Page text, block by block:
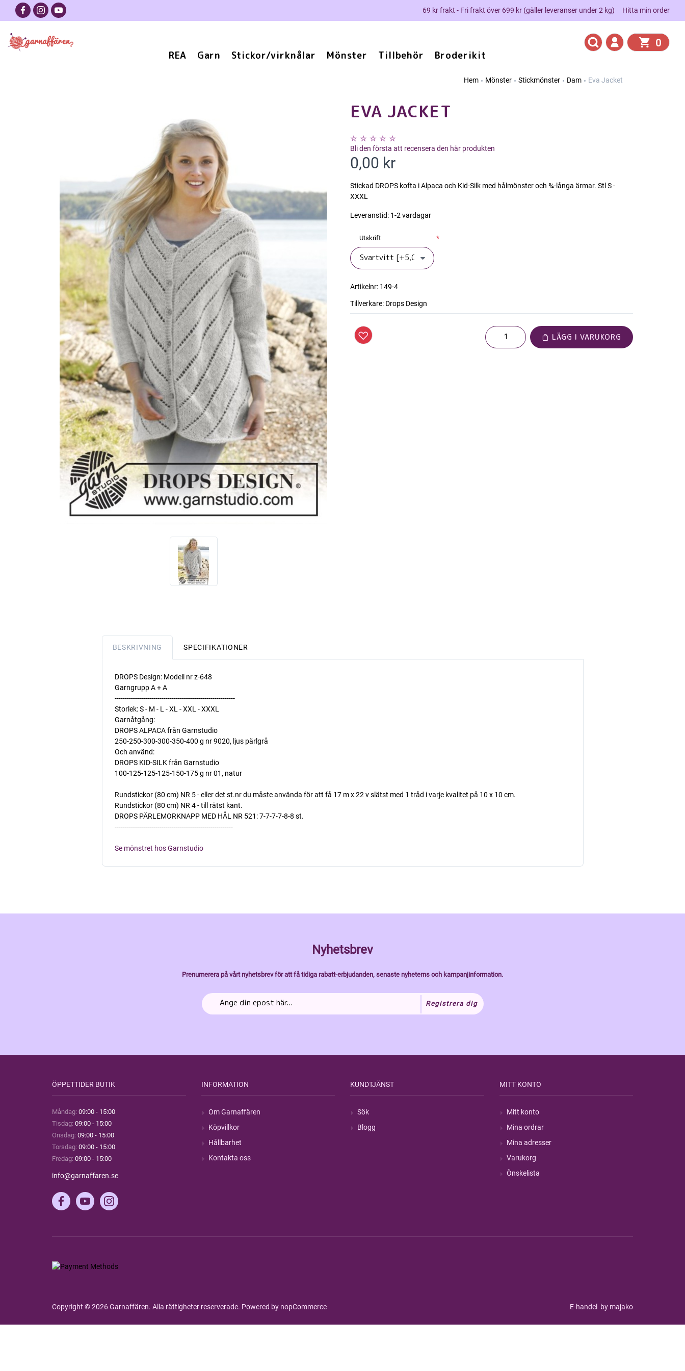
69 kr frakt - Fri frakt över 699 kr (gäller leveranser under 2 kg) Hitta min order
REA Garn Stickor/virknålar Mönster Tillbehör Broderikit
0
Hem Mönster Stickmönster Dam Eva Jacket
EVA JACKET
Bli den första att recensera den här produkten
0,00 kr
Stickad DROPS kofta i Alpaca och Kid-Silk med hålmönster och ¾-långa ärmar. Stl S -
XXXL
Leveranstid: 1-2 vardagar
Utskrift *
Artikelnr: 149-4
Tillverkare: Drops Design
LÄGG I VARUKORG
BESKRIVNING SPECIFIKATIONER
DROPS Design: Modell nr z-648
Garngrupp A + A
-----------------------------------------------------------
Storlek: S - M - L - XL - XXL - XXXL
Garnåtgång:
DROPS ALPACA från Garnstudio
250-250-300-300-350-400 g nr 9020, ljus pärlgrå
Och använd:
DROPS KID-SILK från Garnstudio
100-125-125-125-150-175 g nr 01, natur
Rundstickor (80 cm) NR 5 - eller det st.nr du måste använda för att få 17 m x 22 v slätst med 1 tråd i varje kvalitet på 10 x 10 cm.
Rundstickor (80 cm) NR 4 - till rätst kant.
DROPS PÄRLEMORKNAPP MED HÅL NR 521: 7-7-7-7-8-8 st.
----------------------------------------------------------
Se mönstret hos Garnstudio
Nyhetsbrev
Prenumerera på vårt nyhetsbrev för att få tidiga rabatt-erbjudanden, senaste nyheterns och kampanjinformation.
Registrera dig
ÖPPETTIDER BUTIK
Måndag: 09:00 - 15:00
Tisdag: 09:00 - 15:00
Onsdag: 09:00 - 15:00
Torsdag: 09:00 - 15:00
Fredag: 09:00 - 15:00
info@garnaffaren.se
INFORMATION
Om Garnaffären
Köpvillkor
Hållbarhet
Kontakta oss
KUNDTJÄNST
Sök
Blogg
MITT KONTO
Mitt konto
Mina ordrar
Mina adresser
Varukorg
Önskelista
Copyright © 2026 Garnaffären. Alla rättigheter reserverade. Powered by nopCommerce E-handel by majako